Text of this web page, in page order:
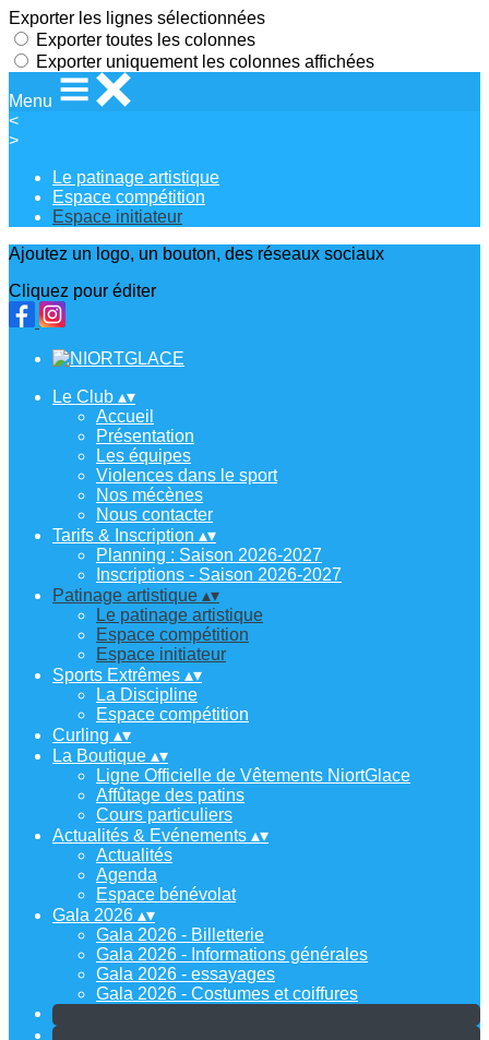
Exporter les lignes sélectionnées
Exporter toutes les colonnes
Exporter uniquement les colonnes affichées
Menu
<
>
Le patinage artistique
Espace compétition
Espace initiateur
Ajoutez un logo, un bouton, des réseaux sociaux
Cliquez pour éditer
Le Club ▴▾
Accueil
Présentation
Les équipes
Violences dans le sport
Nos mécènes
Nous contacter
Tarifs & Inscription ▴▾
Planning : Saison 2026-2027
Inscriptions - Saison 2026-2027
Patinage artistique ▴▾
Le patinage artistique
Espace compétition
Espace initiateur
Sports Extrêmes ▴▾
La Discipline
Espace compétition
Curling ▴▾
La Boutique ▴▾
Ligne Officielle de Vêtements NiortGlace
Affûtage des patins
Cours particuliers
Actualités & Evénements ▴▾
Actualités
Agenda
Espace bénévolat
Gala 2026 ▴▾
Gala 2026 - Billetterie
Gala 2026 - Informations générales
Gala 2026 - essayages
Gala 2026 - Costumes et coiffures